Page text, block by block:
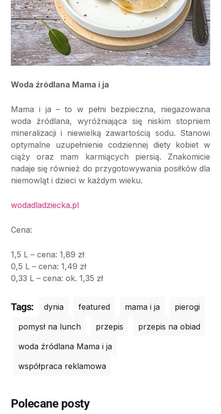
Woda źródlana Mama i ja
Mama i ja – to w pełni bezpieczna, niegazowana
woda źródlana, wyróżniająca się niskim stopniem
mineralizacji i niewielką zawartością sodu. Stanowi
optymalne uzupełnienie codziennej diety kobiet w
ciąży oraz mam karmiących piersią. Znakomicie
nadaje się również do przygotowywania posiłków dla
niemowląt i dzieci w każdym wieku.
wodadladziecka.pl
Cena:
1,5 L – cena: 1,89 zł
0,5 L – cena: 1,49 zł
0,33 L – cena: ok. 1,35 zł
Tags: dynia featured mama i ja
pierogi
pomysł na lunch
przepis
przepis na obiad
woda źródlana Mama i ja
współpraca reklamowa
Polecane posty